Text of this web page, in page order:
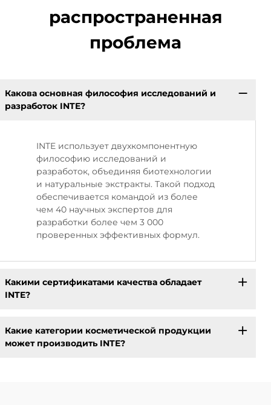
распространенная
проблема
Какова основная философия исследований и
разработок INTE?
INTE использует двухкомпонентную
философию исследований и
разработок, объединяя биотехнологии
и натуральные экстракты. Такой подход
обеспечивается командой из более
чем 40 научных экспертов для
разработки более чем 3 000
проверенных эффективных формул.
Какими сертификатами качества обладает
INTE?
Какие категории косметической продукции
может производить INTE?